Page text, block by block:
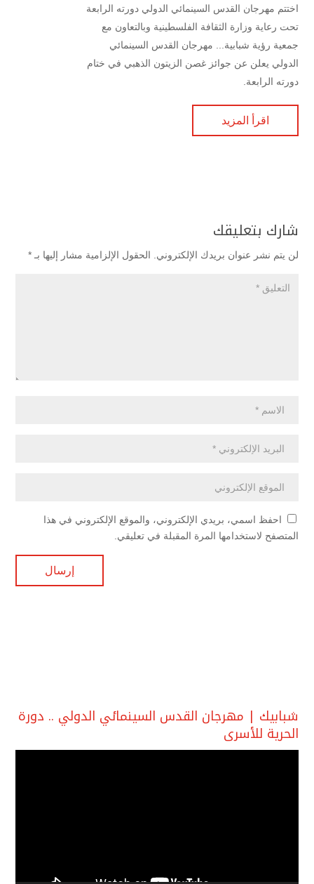
اختتم مهرجان القدس السينمائي الدولي دورته الرابعة
تحت رعاية وزارة الثقافة الفلسطينية وبالتعاون مع
جمعية رؤية شبابية... مهرجان القدس السينمائي
الدولي يعلن عن جوائز غصن الزيتون الذهبي في ختام
دورته الرابعة.
اقرأ المزيد
شارك بتعليقك
لن يتم نشر عنوان بريدك الإلكتروني. الحقول الإلزامية مشار إليها بـ *
احفظ اسمي، بريدي الإلكتروني، والموقع الإلكتروني في هذا
المتصفح لاستخدامها المرة المقبلة في تعليقي.
شبابيك | مهرجان القدس السينمائي الدولي .. دورة
الحرية للأسرى